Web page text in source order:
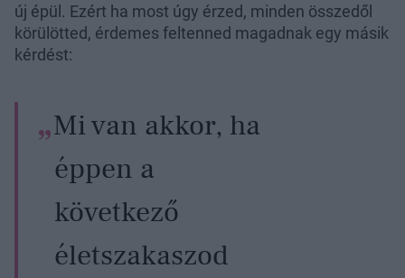
új épül. Ezért ha most úgy érzed, minden összedől
körülötted, érdemes feltenned magadnak egy másik
kérdést:
Mi van akkor, ha
éppen a
következő
életszakaszod